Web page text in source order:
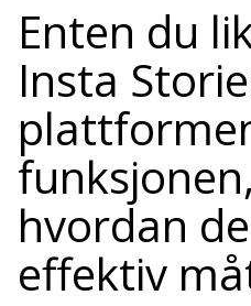
Enten du
Insta
hvordan
effektiv